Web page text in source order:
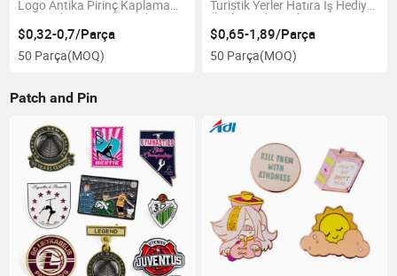
Logo Antika Pirinç Kaplama
Anı Madeni Para Üreticileri
$0,32-0,7/Parça
50 Parça(MOQ)
Turistik Yerler Hatıra İş Hediye
Özel Metal Paralar
$0,65-1,89/Parça
50 Parça(MOQ)
Patch and Pin